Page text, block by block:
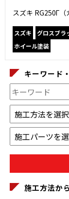
スズキ RG250Γ
スズキ グロスブラ
ホイール塗装
キーワード
施工方法か